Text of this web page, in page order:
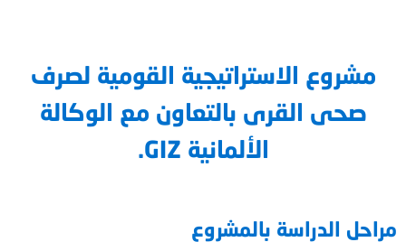
مشروع الاستراتيجية القومية لصرف
صحى القرى بالتعاون مع الوكالة
الألمانية GIZ.
مراحل الدراسة بالمشروع